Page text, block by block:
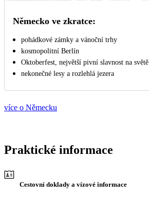
Německo ve zkratce:
pohádkové zámky a vánoční trhy
kosmopolitní Berlín
Oktoberfest, největší pivní slavnost na světě
nekonečné lesy a rozlehlá jezera
více o Německu
Praktické informace
Cestovní doklady a vízové informace